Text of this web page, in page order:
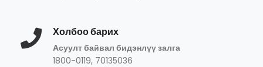
Холбоо барих
Асуулт байвал бидэнлүү залга
1800-0119, 70135036